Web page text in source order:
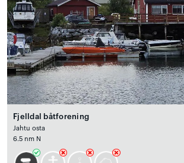
Fjelldal båtforening
Jahtu osta
6.5 nm N